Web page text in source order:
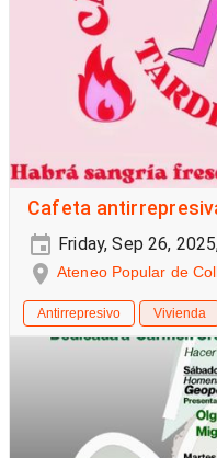
Cafeta
Friday, Sep 26,
Ateneo Popular de
Antirrepresivo Vivienda